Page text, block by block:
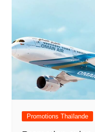
Promotions Thaïlande